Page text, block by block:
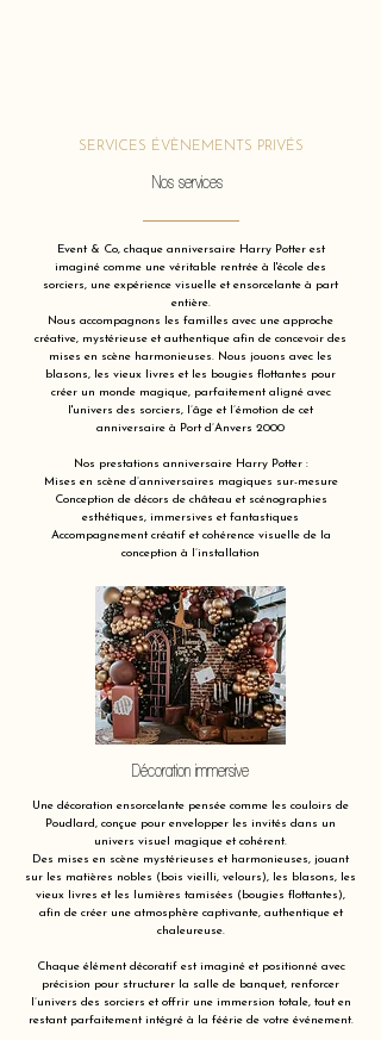
SERVICES ÉVÈNEMENTS PRIVÉS
Nos services
Event & Co, chaque anniversaire Harry Potter est
imaginé comme une véritable rentrée à l'école des
sorciers, une expérience visuelle et ensorcelante à part
entière.
Nous accompagnons les familles avec une approche
créative, mystérieuse et authentique afin de concevoir des
mises en scène harmonieuses. Nous jouons avec les
blasons, les vieux livres et les bougies flottantes pour
créer un monde magique, parfaitement aligné avec
l'univers des sorciers, l’âge et l’émotion de cet
anniversaire à Port d’Anvers 2000
Nos prestations anniversaire Harry Potter :
Mises en scène d’anniversaires magiques sur-mesure
Conception de décors de château et scénographies
esthétiques, immersives et fantastiques
Accompagnement créatif et cohérence visuelle de la
conception à l’installation
Décoration immersive
Une décoration ensorcelante pensée comme les couloirs de
Poudlard, conçue pour envelopper les invités dans un
univers visuel magique et cohérent.
Des mises en scène mystérieuses et harmonieuses, jouant
sur les matières nobles (bois vieilli, velours), les blasons, les
vieux livres et les lumières tamisées (bougies flottantes),
afin de créer une atmosphère captivante, authentique et
chaleureuse.
Chaque élément décoratif est imaginé et positionné avec
précision pour structurer la salle de banquet, renforcer
l’univers des sorciers et offrir une immersion totale, tout en
restant parfaitement intégré à la féérie de votre événement.